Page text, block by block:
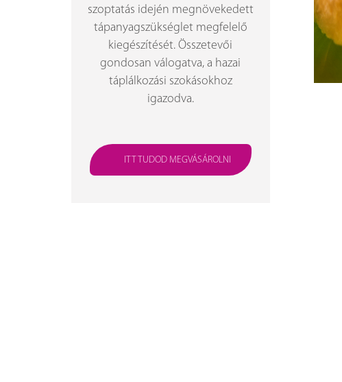
szoptatás idején megnövekedett
tápanyagszükséglet megfelelő
kiegészítését. Összetevői
gondosan válogatva, a hazai
táplálkozási szokásokhoz
igazodva.
ITT TUDOD MEGVÁSÁROLNI